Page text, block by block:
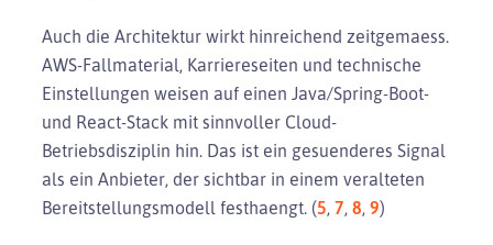
Auch die Architektur wirkt hinreichend zeitgemaess.
AWS-Fallmaterial, Karriereseiten und technische
Einstellungen weisen auf einen Java/Spring-Boot-
und React-Stack mit sinnvoller Cloud-
Betriebsdisziplin hin. Das ist ein gesuenderes Signal
als ein Anbieter, der sichtbar in einem veralteten
Bereitstellungsmodell festhaengt. (5, 7, 8, 9)